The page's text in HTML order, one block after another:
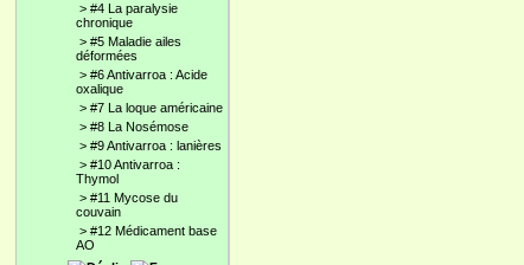
> #4 La paralysie
chronique
> #5 Maladie ailes
déformées
> #6 Antivarroa : Acide
oxalique
> #7 La loque américaine
> #8 La Nosémose
> #9 Antivarroa : lanières
> #10 Antivarroa :
Thymol
> #11 Mycose du
couvain
> #12 Médicament base
AO